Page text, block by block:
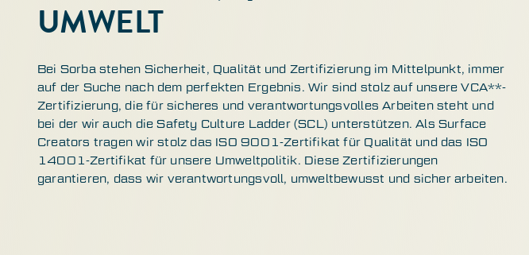
UMWELT
Bei Sorba stehen Sicherheit, Qualität und Zertifizierung im Mittelpunkt, immer
auf der Suche nach dem perfekten Ergebnis. Wir sind stolz auf unsere VCA**-
Zertifizierung, die für sicheres und verantwortungsvolles Arbeiten steht und
bei der wir auch die Safety Culture Ladder (SCL) unterstützen. Als Surface
Creators tragen wir stolz das ISO 9001-Zertifikat für Qualität und das ISO
14001-Zertifikat für unsere Umweltpolitik. Diese Zertifizierungen
garantieren, dass wir verantwortungsvoll, umweltbewusst und sicher arbeiten.